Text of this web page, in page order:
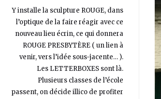
Y installe la sculpture ROUGE, dans
l’optique de la faire réagir avec ce
nouveau lieu écrin, ce qui donnera
ROUGE PRESBYTÈRE ( un lien à
venir, vers l’idée sous-jacente… ).
Les LETTERBOXES sont là.
Plusieurs classes de l’école
passent, on décide illico de profiter